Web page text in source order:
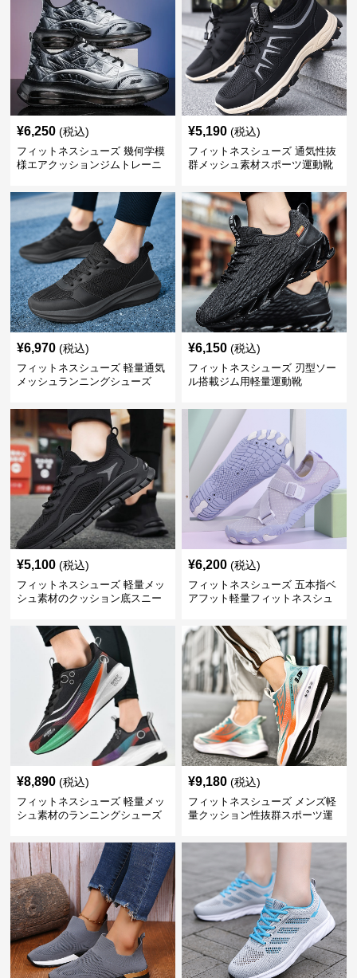
¥6,250 (税込)
フィットネスシューズ 幾何学模
様エアクッションジムトレーニ
¥5,190 (税込)
フィットネスシューズ 通気性抜
群メッシュ素材スポーツ運動靴
¥6,970 (税込)
フィットネスシューズ 軽量通気
メッシュランニングシューズ
¥6,150 (税込)
フィットネスシューズ 刃型ソー
ル搭載ジム用軽量運動靴
¥5,100 (税込)
フィットネスシューズ 軽量メッ
シュ素材のクッション底スニー
¥6,200 (税込)
フィットネスシューズ 五本指ベ
アフット軽量フィットネスシュ
¥8,890 (税込)
フィットネスシューズ 軽量メッ
シュ素材のランニングシューズ
¥9,180 (税込)
フィットネスシューズ メンズ軽
量クッション性抜群スポーツ運